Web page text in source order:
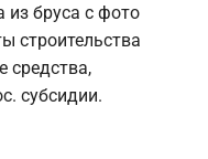
бруса с фото
строительства
средства,
субсидии.